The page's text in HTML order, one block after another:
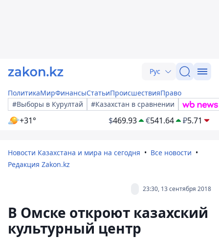
Рус
ПолитикаМирФинансыСтатьиПроисшествияПраво
#Выборы в Курултай
#Казахстан в сравнении
+31° $469.93 €541.64 ₽5.71
Новости Казахстана и мира на сегодня
Все новости
Редакция Zakon.kz
23:30, 13 сентября 2018
В Омске откроют казахский
культурный центр